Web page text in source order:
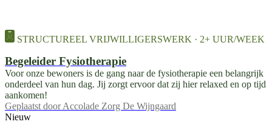
STRUCTUREEL VRIJWILLIGERSWERK · 2+ UUR/WEEK
Begeleider Fysiotherapie
Voor onze bewoners is de gang naar de fysiotherapie een belangrijk
onderdeel van hun dag. Jij zorgt ervoor dat zij hier relaxed en op tijd
aankomen!
Geplaatst door Accolade Zorg De Wijngaard
Nieuw